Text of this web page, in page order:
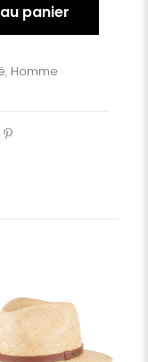
panier
, Homme